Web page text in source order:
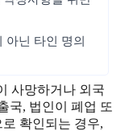
아닌 타인 명의
사망하거나 외국
국, 법인이 폐업 또
확인되는 경우,